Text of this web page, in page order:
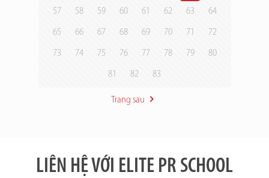
57 58 59 60 61 62 63 64
65 66 67 68 69 70 71 72
73 74 75 76 77 78 79 80
81 82 83
Trang sau
LIÊN HỆ VỚI ELITE PR SCHOOL